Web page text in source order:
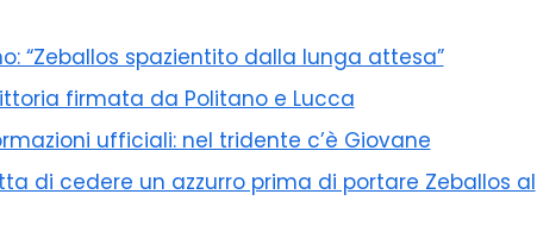
“Zeballos spazientito dalla lunga attesa”
firmata da Politano e Lucca
ufficiali: nel tridente c’è Giovane
di cedere un azzurro prima di portare Zeballos al